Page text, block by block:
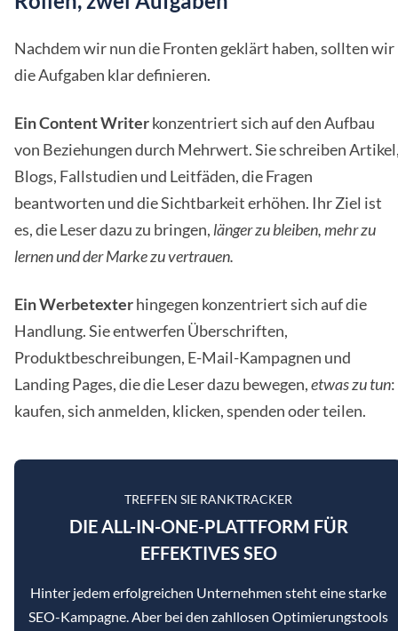
Nachdem wir nun die Fronten geklärt haben, sollten wir
die Aufgaben klar definieren.
Ein Content Writerkonzentriert sich auf den Aufbau
von Beziehungen durch Mehrwert. Sie schreiben
Blogs, Fallstudien und Leitfäden, die Fragen
beantworten und die Sichtbarkeit erhöhen. Ihr Ziel ist
es, die Leser dazu zu bringen, länger zu bleiben, mehr zu
lernen und der Marke zu vertrauen.
Ein Werbetexterhingegen konzentriert sich auf die
Handlung. Sie entwerfen Überschriften,
Produktbeschreibungen, E-Mail-Kampagnen und
Landing Pages, die die Leser dazu bewegen,etwas zu tun:
kaufen, sich anmelden, klicken, spenden oder teilen.
TREFFEN SIE RANKTRACKER
DIE ALL-IN-ONE-PLATTFORM FÜR
EFFEKTIVES SEO
Hinter jedem erfolgreichen Unternehmen steht eine starke
SEO-Kampagne. Aber bei den zahllosen Optimierungstools